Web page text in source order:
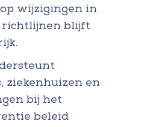
wijzigingen in
richtlijnen blijft
ziekenhuizen en
bij het
beleid